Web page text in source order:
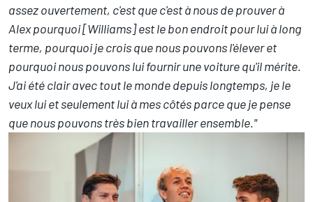
assez ouvertement, c'est que c'est à nous de prouver à
Alex pourquoi [Williams] est le bon endroit pour lui à long
terme, pourquoi je crois que nous pouvons l'élever et
pourquoi nous pouvons lui fournir une voiture qu'il mérite.
J'ai été clair avec tout le monde depuis longtemps, je le
veux lui et seulement lui à mes côtés parce que je pense
que nous pouvons très bien travailler ensemble."